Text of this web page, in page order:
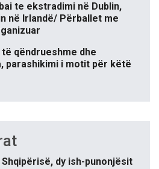
te ekstradimi në Dublin,
në Irlandë/ Përballet me
qëndrueshme dhe
parashikimi i motit për këtë
dy ish-punonjësit